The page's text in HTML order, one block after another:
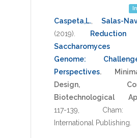
Caspeta,L.
Salas-
(2019)
Saccharomyces
Genome:
Perspectives.
Design,
Biotechnological
117-139
Cham:
International Publishing